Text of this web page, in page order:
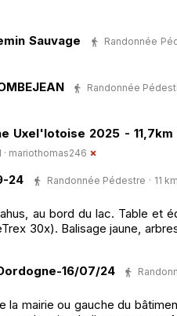
Sauvage
Randonnée
Randonnée
Uxel'lotoise 2025 - 11,7km
mariothomas246
24
Randonnée Pédestre · 11
au bord du lac. Table et
30x). Balisage jaune,
16/07/24
la mairie ou gauche du